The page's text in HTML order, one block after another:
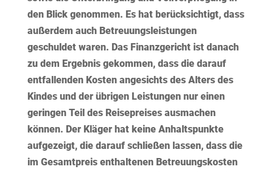
den Blick genommen. Es hat berücksichtigt, dass
außerdem auch Betreuungsleistungen
geschuldet waren. Das Finanzgericht ist danach
zu dem Ergebnis gekommen, dass die darauf
entfallenden Kosten angesichts des Alters des
Kindes und der übrigen Leistungen nur einen
geringen Teil des Reisepreises ausmachen
können. Der Kläger hat keine Anhaltspunkte
aufgezeigt, die darauf schließen lassen, dass die
im Gesamtpreis enthaltenen Betreuungskosten